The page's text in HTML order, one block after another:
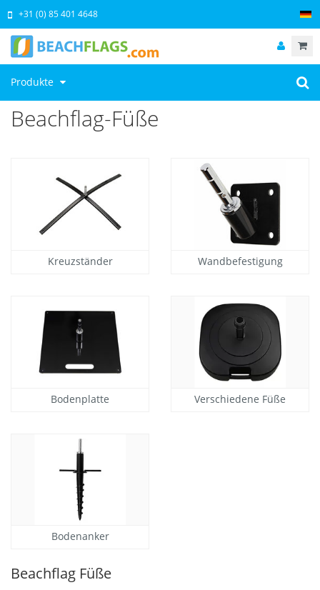
Produkte
+31 (0) 85 401 4648
Beachflag-Füße
Kreuzständer Wandbefestigung
Bodenplatte Verschiedene Füße
Bodenanker
Beachflag Füße